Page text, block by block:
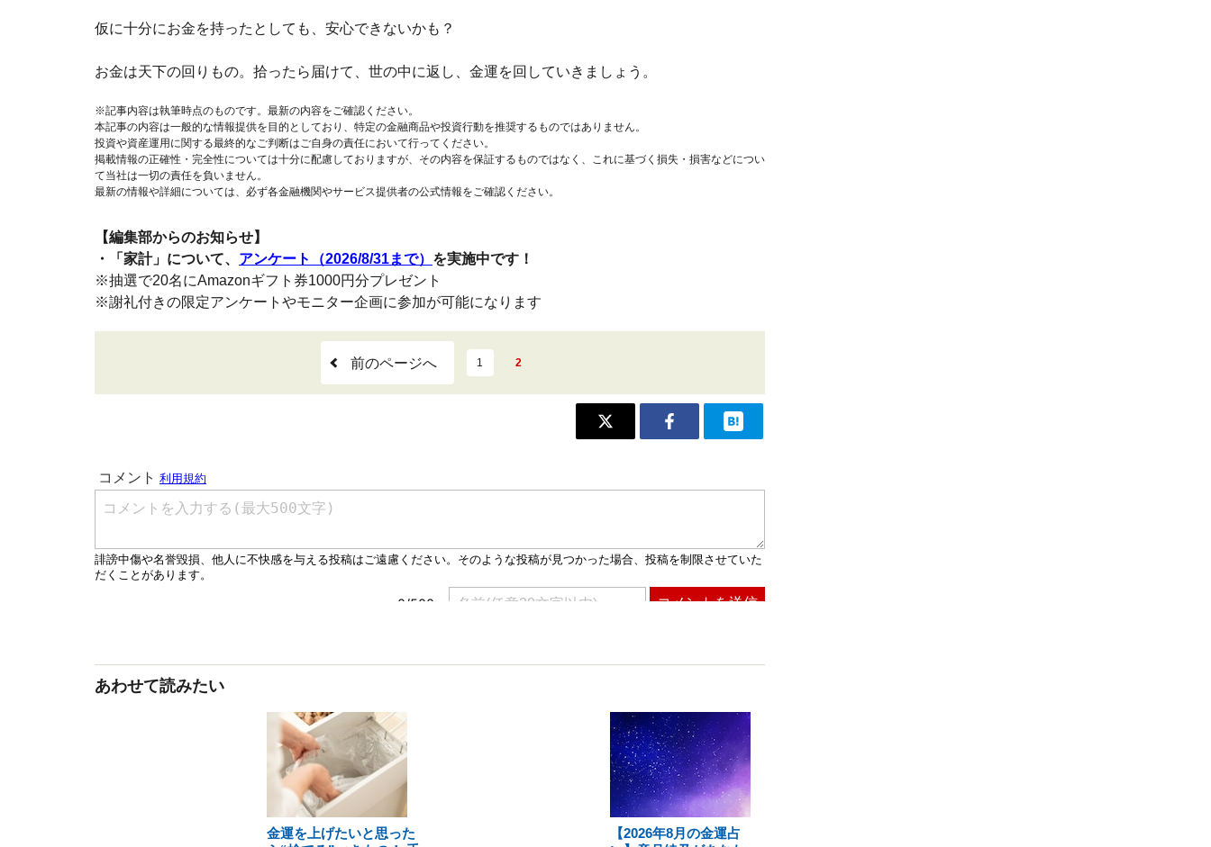
仮に十分にお金を持ったとしても、安心できないかも？
お金は天下の回りもの。拾ったら届けて、世の中に返し、金運を回していきましょう。
※記事内容は執筆時点のものです。最新の内容をご確認ください。
本記事の内容は一般的な情報提供を目的としており、特定の金融商品や投資行動を推奨するものではありません。
投資や資産運用に関する最終的なご判断はご自身の責任において行ってください。
掲載情報の正確性・完全性については十分に配慮しておりますが、その内容を保証するものではなく、これに基づく損失・損害などについ
て当社は一切の責任を負いません。
最新の情報や詳細については、必ず各金融機関やサービス提供者の公式情報をご確認ください。
【編集部からのお知らせ】
・「家計」について、 アンケート（2026/8/31まで） を実施中です！
※抽選で20名にAmazonギフト券1000円分プレゼント
※謝礼付きの限定アンケートやモニター企画に参加が可能になります
前のページへ 1 2
あわせて読みたい
金運を上げたいと思った
【2026年8月の金運占